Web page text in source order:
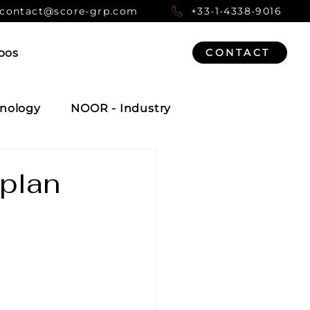
contact@score-grp.com +33-1-4338-9016
CONTACT
NOOR - Industry